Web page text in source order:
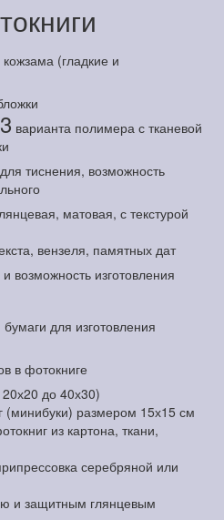
кожзама (гладкие и
3 варианта полимера с тканевой
тиснения, возможность
матовая, с текстурой
вензеля, памятных дат
возможность изготовления
для изготовления
в фотокниге
до 40х30)
(минибуки) размером 15х15 см
из картона, ткани,
серебряной или
и защитным глянцевым